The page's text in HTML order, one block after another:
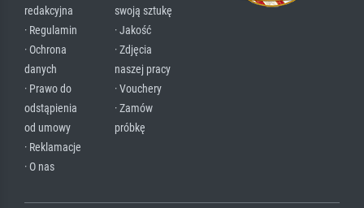
redakcyjna
· Regulamin
· Ochrona
danych
· Prawo do
odstąpienia
od umowy
· Reklamacje
· O nas
swoją sztukę
· Jakość
· Zdjęcia
naszej pracy
· Vouchery
· Zamów
próbkę